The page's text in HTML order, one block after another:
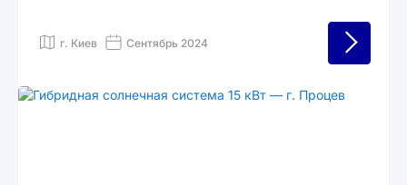
массивом солнечных панелей 20 кВт для
г. Киев Сентябрь 2024